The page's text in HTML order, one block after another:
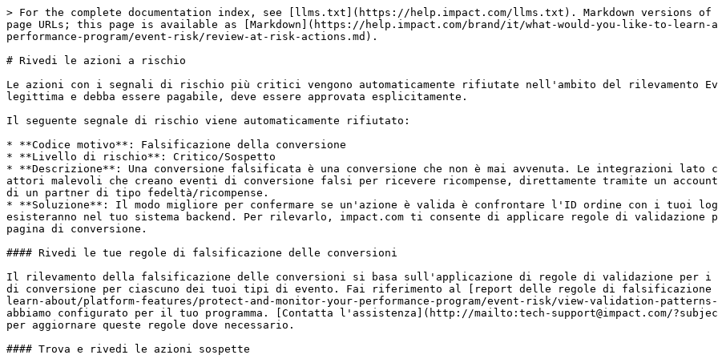
> For the complete documentation index, see [llms.txt](https://help.impact.com/llms.txt). Markdown versions of documentation pages are available by appending `.md` to page URLs; this page is available as [Markdown](https://help.impact.com/brand/it/what-would-you-like-to-learn-about/platform-features/protect-and-monitor-your-performance-program/event-risk/review-at-risk-actions.md).

# Rivedi le azioni a rischio

Le azioni con i segnali di rischio più critici vengono automaticamente rifiutate nell'ambito del rilevamento Event Risk. Se ritieni che una di queste azioni sia legittima e debba essere pagabile, deve essere approvata esplicitamente.

Il seguente segnale di rischio viene automaticamente rifiutato:

* **Codice motivo**: Falsificazione della conversione
* **Livello di rischio**: Critico/Sospetto
* **Descrizione**: Una conversione falsificata è una conversione che non è mai avvenuta. Le integrazioni lato client come JavaScript possono essere vulnerabili ad attori malevoli che creano eventi di conversione falsi per ricevere ricompense, direttamente tramite un account partner o, più comunemente, tramite il programma premi di un partner di tipo fedeltà/ricompense.
* **Soluzione**: Il modo migliore per confermare se un'azione è valida è confrontare l'ID ordine con i tuoi log degli ordini. Le conversioni falsificate non esisteranno nel tuo sistema backend. Per rilevarlo, impact.com ti consente di applicare regole di validazione per i pattern previsti dell'ID ordine e dell'URL della pagina di conversione.

#### Rivedi le tue regole di falsificazione delle conversioni

Il rilevamento della falsificazione delle conversioni si basa sull'applicazione di regole di validazione per i pattern previsti dell'ID ordine e dell'URL della pagina di conversione per ciascuno dei tuoi tipi di evento. Fai riferimento al [report delle regole di falsificazione delle conversioni](/brand/it/what-would-you-like-to-learn-about/platform-features/protect-and-monitor-your-performance-program/event-risk/view-validation-patterns-for-conversion-events.md) per sapere quali regole abbiamo configurato per il tuo programma. [Contatta l'assistenza](http://mailto:tech-support@impact.com/?subject=Conversion%20Spoofing%20Validation%20Rules%20Request) per aggiornare queste regole dove necessario.

#### Trova e rivedi le azioni sospette

I seguenti passaggi ti guideranno a trovare e rivedere eventuali azioni rifiutate in base alle regole di validazione:

1. Dal menu di navigazione a sinistra, seleziona ![](/files/56eb48c7f3195590132b62ea75c0575abe0113e5) **\[Engage]** → **Transazioni** → **Pagamenti in sospeso** → **A rischio**.
2. Filtra le conversioni che desideri visualizzare. Seleziona ![](/files/e1b9e8a8994436279c2bbe72a9a7d981656d4d09) **\[Cerca]** quando hai impostato i filtri.
   * Visualizza la *riferimento filtri* più sotto per ulteriori informazioni.

<details>

<summary>riferimento filtri</summary>

| Filtro                                                                                   | Descrizione                                                                                                                                                                                                                                                                                                                                                                                                                                                                                                                                                                                                                                                                                                              |
| ---------------------------------------------------------------------------------------- | ------------------------------------------------------------------------------------------------------------------------------------------------------------------------------------------------------------------------------------------------------------------------------------------------------------------------------------------------------------------------------------------------------------------------------------------------------------------------------------------------------------------------------------------------------------------------------------------------------------------------------------------------------------------------------------------------------------------------ |
| Partner                                                                                  | Filtra le azioni segnalate generate da un partner specifico.                                                                                                                                                                                                                                                                                                                                                                                                                                                                                                                                                                                                                                                             |
| Tipo di evento                                                                           | Filtra le azioni segnalate in base a uno specifico [tipo di evento](/brand/it/what-would-you-like-to-learn-about/platform-features/event-types/event-types-explained.md). Puoi selezionare qualsiasi tipo di evento configurato per il tuo programma, ad esempio Click.                                                                                                                                                                                                                                                                                                                                                                                                                                                  |
| OID                                                                                      | Filtra le azioni segnalate associate a un ordine specifico. L'ID ordine è una stringa che funge da identificatore univoco dell'ordine.